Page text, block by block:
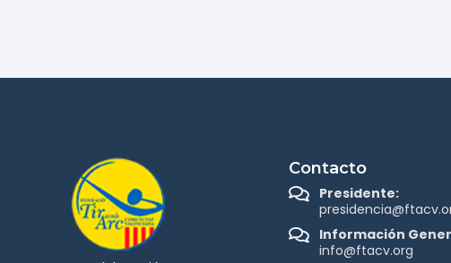
Contacto
Presidente:
Información
info@ftacv.org